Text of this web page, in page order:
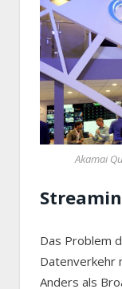
Akamai
Das Problem
Datenverkehr
Anders als